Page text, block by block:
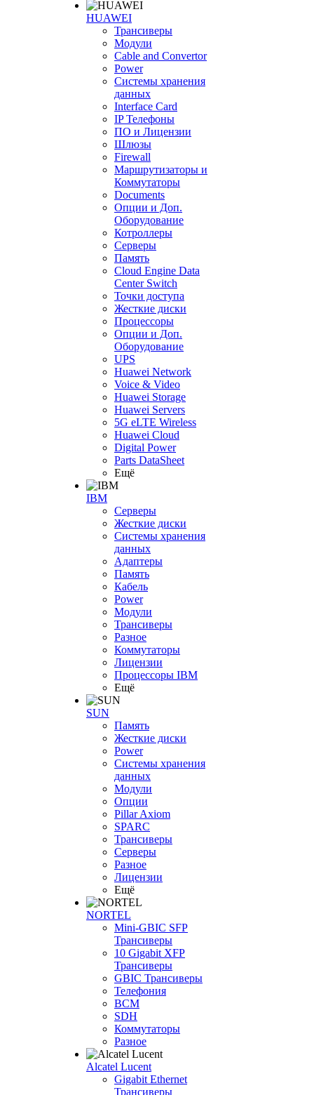
HUAWEI
Трансиверы
Модули
Cable and Convertor
Power
Системы хранения
данных
Interface Card
IP Телефоны
ПО и Лицензии
Шлюзы
Firewall
Маршрутизаторы и
Коммутаторы
Documents
Опции и Доп.
Оборудование
Котроллеры
Серверы
Память
Cloud Engine Data
Center Switch
Точки доступа
Жесткие диски
Процессоры
Опции и Доп.
Оборудование
UPS
Huawei Network
Voice & Video
Huawei Storage
Huawei Servers
5G eLTE Wireless
Huawei Cloud
Digital Power
Parts DataSheet
Ещё
IBM
Серверы
Жесткие диски
Системы хранения
данных
Адаптеры
Память
Кабель
Power
Модули
Трансиверы
Разное
Коммутаторы
Лицензии
Процессоры IBM
Ещё
SUN
Память
Жесткие диски
Power
Системы хранения
данных
Модули
Опции
Pillar Axiom
SPARC
Трансиверы
Серверы
Разное
Лицензии
Ещё
NORTEL
Mini-GBIC SFP
Трансиверы
10 Gigabit XFP
Трансиверы
GBIC Трансиверы
Телефония
BCM
SDH
Коммутаторы
Разное
Alcatel Lucent
Gigabit Ethernet
Трансиверы